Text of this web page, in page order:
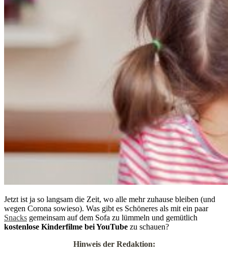
Jetzt ist ja so langsam die Zeit, wo alle mehr zuhause bleiben (und
wegen Corona sowieso). Was gibt es Schöneres als mit ein paar
Snacks gemeinsam auf dem Sofa zu lümmeln und gemütlich
kostenlose Kinderfilme bei YouTube zu schauen?
Hinweis der Redaktion: